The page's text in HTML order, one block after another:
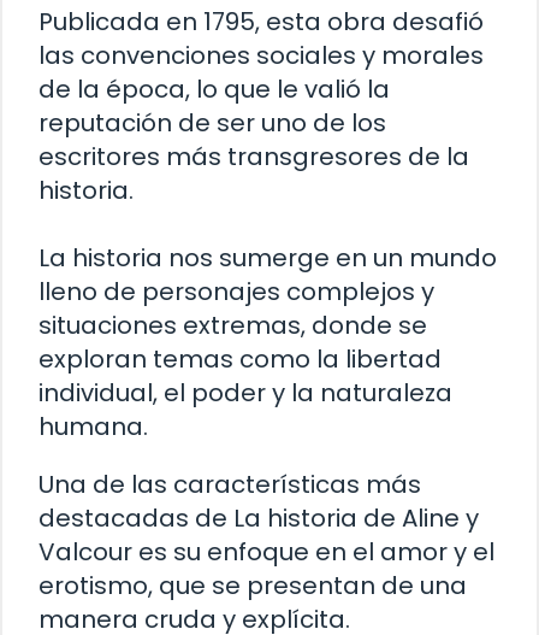
Publicada en 1795, esta obra desafió
las convenciones sociales y morales
de la época, lo que le valió la
reputación de ser uno de los
escritores más transgresores de la
historia.
La historia nos sumerge en un mundo
lleno de personajes complejos y
situaciones extremas, donde se
exploran temas como la libertad
individual, el poder y la naturaleza
humana.
Una de las características más
destacadas de La historia de Aline y
Valcour es su enfoque en el amor y el
erotismo, que se presentan de una
manera cruda y explícita.